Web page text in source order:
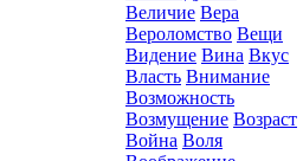
Величие Вера
Вероломство Вещи
Видение Вина Вкус
Власть Внимание
Возможность
Возмущение Возраст
Война Воля